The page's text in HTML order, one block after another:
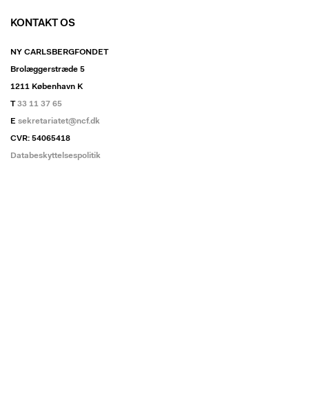
KONTAKT OS
NY CARLSBERGFONDET
Brolæggerstræde 5
1211 København K
T33 11 37 65
E sekretariatet@ncf.dk
CVR: 54065418
Databeskyttelsespolitik